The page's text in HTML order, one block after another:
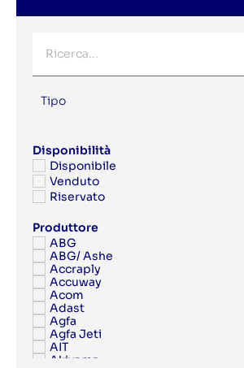
Tipo
Disponibilità
Disponibile
Venduto
Riservato
Produttore
ABG
ABG/ Ashe
Accraply
Accuway
Acom
Adast
Agfa
Agfa Jeti
AIT
Akiyama